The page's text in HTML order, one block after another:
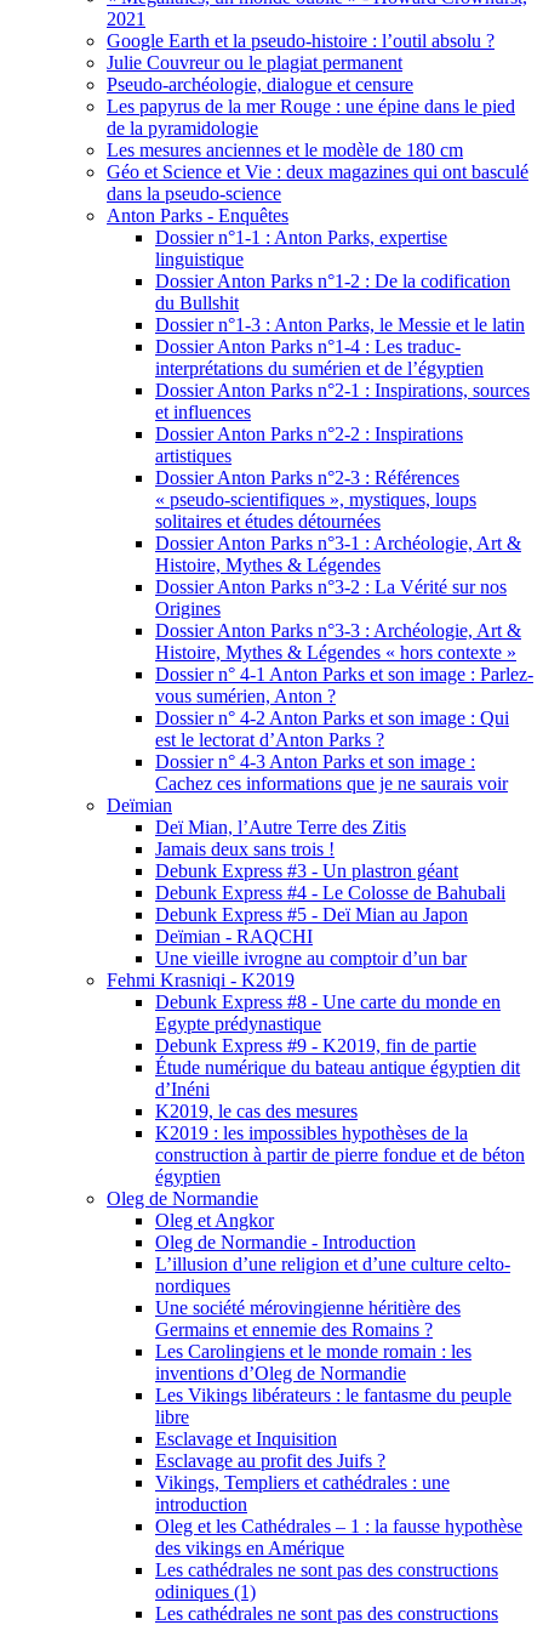
2021
Google Earth et la pseudo-histoire : l’outil absolu ?
Julie Couvreur ou le plagiat permanent
Pseudo-archéologie, dialogue et censure
Les papyrus de la mer Rouge : une épine dans le pied
de la pyramidologie
Les mesures anciennes et le modèle de 180 cm
Géo et Science et Vie : deux magazines qui ont basculé
dans la pseudo-science
Anton Parks - Enquêtes
Dossier n°1-1 : Anton Parks, expertise
linguistique
Dossier Anton Parks n°1-2 : De la codification
du Bullshit
Dossier n°1-3 : Anton Parks, le Messie et le latin
Dossier Anton Parks n°1-4 : Les traduc-
interprétations du sumérien et de l’égyptien
Dossier Anton Parks n°2-1 : Inspirations, sources
et influences
Dossier Anton Parks n°2-2 : Inspirations
artistiques
Dossier Anton Parks n°2-3 : Références
« pseudo-scientifiques », mystiques, loups
solitaires et études détournées
Dossier Anton Parks n°3-1 : Archéologie, Art &
Histoire, Mythes & Légendes
Dossier Anton Parks n°3-2 : La Vérité sur nos
Origines
Dossier Anton Parks n°3-3 : Archéologie, Art &
Histoire, Mythes & Légendes « hors contexte »
Dossier n° 4-1 Anton Parks et son image : Parlez-
vous sumérien, Anton ?
Dossier n° 4-2 Anton Parks et son image : Qui
est le lectorat d’Anton Parks ?
Dossier n° 4-3 Anton Parks et son image :
Cachez ces informations que je ne saurais voir
Deïmian
Deï Mian, l’Autre Terre des Zitis
Jamais deux sans trois !
Debunk Express #3 - Un plastron géant
Debunk Express #4 - Le Colosse de Bahubali
Debunk Express #5 - Deï Mian au Japon
Deïmian - RAQCHI
Une vieille ivrogne au comptoir d’un bar
Fehmi Krasniqi - K2019
Debunk Express #8 - Une carte du monde en
Egypte prédynastique
Debunk Express #9 - K2019, fin de partie
Étude numérique du bateau antique égyptien dit
d’Inéni
K2019, le cas des mesures
K2019 : les impossibles hypothèses de la
construction à partir de pierre fondue et de béton
égyptien
Oleg de Normandie
Oleg et Angkor
Oleg de Normandie - Introduction
L’illusion d’une religion et d’une culture celto-
nordiques
Une société mérovingienne héritière des
Germains et ennemie des Romains ?
Les Carolingiens et le monde romain : les
inventions d’Oleg de Normandie
Les Vikings libérateurs : le fantasme du peuple
libre
Esclavage et Inquisition
Esclavage au profit des Juifs ?
Vikings, Templiers et cathédrales : une
introduction
Oleg et les Cathédrales – 1 : la fausse hypothèse
des vikings en Amérique
Les cathédrales ne sont pas des constructions
odiniques (1)
Les cathédrales ne sont pas des constructions